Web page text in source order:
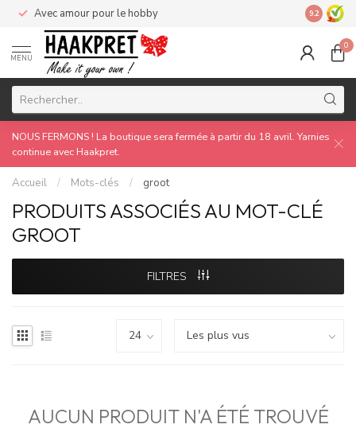
Avec amour pour le hobby Made by
9.2
MENU
0
NOUS FERMONS ! La boutique sera fermée à partir du 18 avril. Yarnies
continue avec Haakpret.
Accueil / Mots-clés / groot
PRODUITS ASSOCIÉS AU MOT-CLÉ
GROOT
FILTRES
AUCUN PRODUIT N'A ÉTÉ TROUVÉ